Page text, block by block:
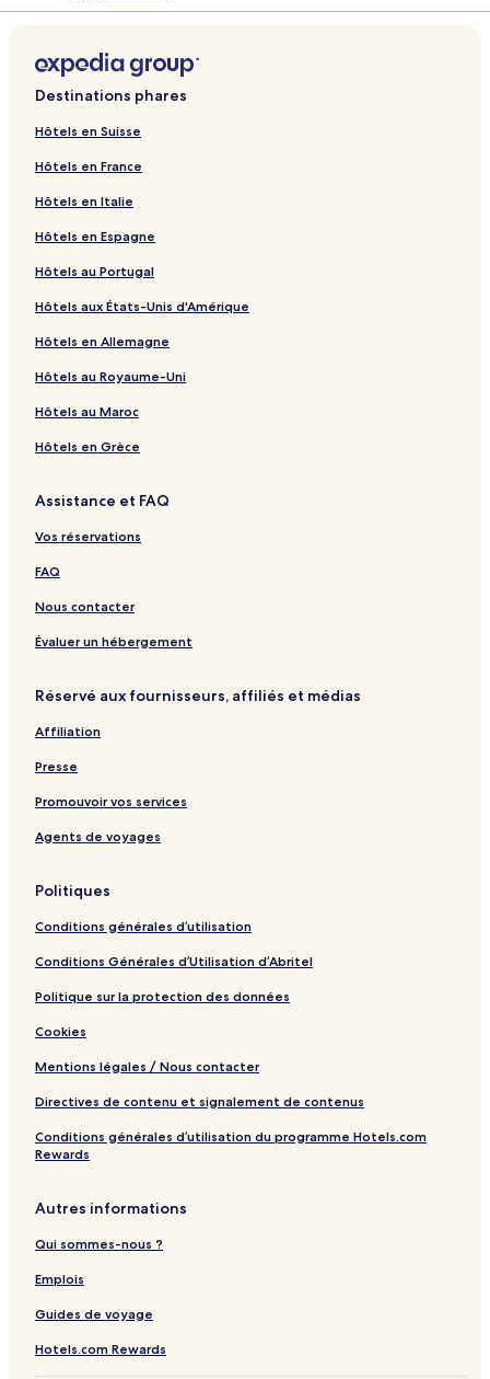
Destinations phares
Hôtels en Suisse
Hôtels en France
Hôtels en Italie
Hôtels en Espagne
Hôtels au Portugal
Hôtels aux États-Unis d'Amérique
Hôtels en Allemagne
Hôtels au Royaume-Uni
Hôtels au Maroc
Hôtels en Grèce
Assistance et FAQ
Vos réservations
FAQ
Nous contacter
Évaluer un hébergement
Réservé aux fournisseurs, affiliés et médias
Affiliation
Presse
Promouvoir vos services
Agents de voyages
Politiques
Conditions générales d’utilisation
Conditions Générales d’Utilisation d’Abritel
Politique sur la protection des données
Cookies
Mentions légales / Nous contacter
Directives de contenu et signalement de contenus
Conditions générales d’utilisation du programme Hotels.com
Rewards
Autres informations
Qui sommes-nous ?
Emplois
Guides de voyage
Hotels.com Rewards